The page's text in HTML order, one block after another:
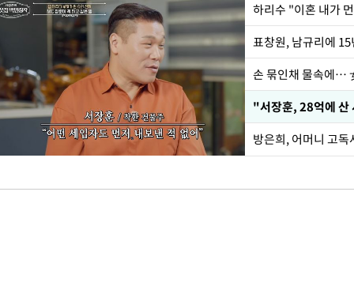
하리수 "이혼 내가
손 묶인채 물속에…
"서장훈, 28억에 산
방은희, 어머니 고